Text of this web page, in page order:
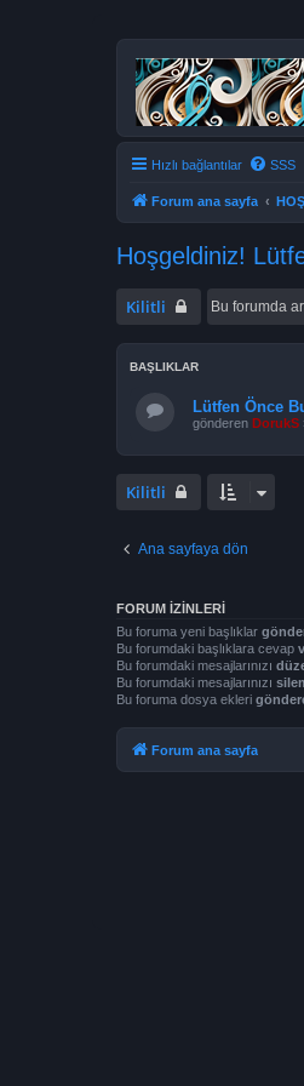
Hızlı bağlantılar SSS
Forum ana sayfa
Hoşgeldiniz!
Kilitli
BAŞLIKLAR
Lütfen Önce
gönderen DorukS
Kilitli
Ana sayfaya dön
FORUM IZINLERI
Bu foruma yeni başlıklar
Bu forumdaki başlıklara cevap
Bu forumdaki mesajlarınızı
Bu forumdaki mesajlarınızı
Bu foruma dosya ekleri
Forum ana sayfa